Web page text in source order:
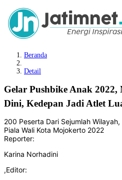
Beranda
Detail
Gelar Pushbike Anak
Dini, Kedepan Jadi Atlet
200 Peserta Dari Sejumlah
Piala Wali Kota Mojokerto 2022
Reporter:
Karina Norhadini
,Editor: